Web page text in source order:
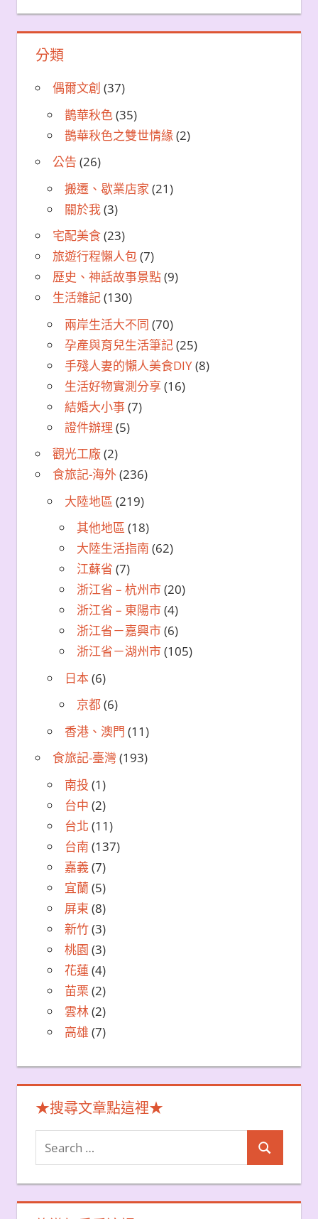
分類
偶爾文創 (37)
鵲華秋色(35)
鵲華秋色之雙世情緣(2)
公告 (26)
搬遷、歇業店家 (21)
關於我(3)
宅配美食(23)
旅遊行程懶人包(7)
歷史、神話故事景點(9)
生活雜記(130)
兩岸生活大不同 (70)
孕產與育兒生活筆記(25)
手殘人妻的懶人美食DIY(8)
生活好物實測分享 (16)
結婚大小事(7)
證件辦理 (5)
觀光工廠(2)
食旅記-海外(236)
大陸地區 (219)
其他地區 (18)
大陸生活指南 (62)
江蘇省 (7)
浙江省 – 杭州市(20)
浙江省 – 東陽市(4)
浙江省－嘉興市(6)
浙江省－湖州市(105)
日本(6)
京都(6)
香港、澳門 (11)
食旅記-臺灣 (193)
南投 (1)
台中 (2)
台北 (11)
台南 (137)
嘉義(7)
宜蘭 (5)
屏東 (8)
新竹(3)
桃園 (3)
花蓮 (4)
苗栗 (2)
雲林(2)
高雄 (7)
★搜尋文章點這裡★
Search
for:
Search